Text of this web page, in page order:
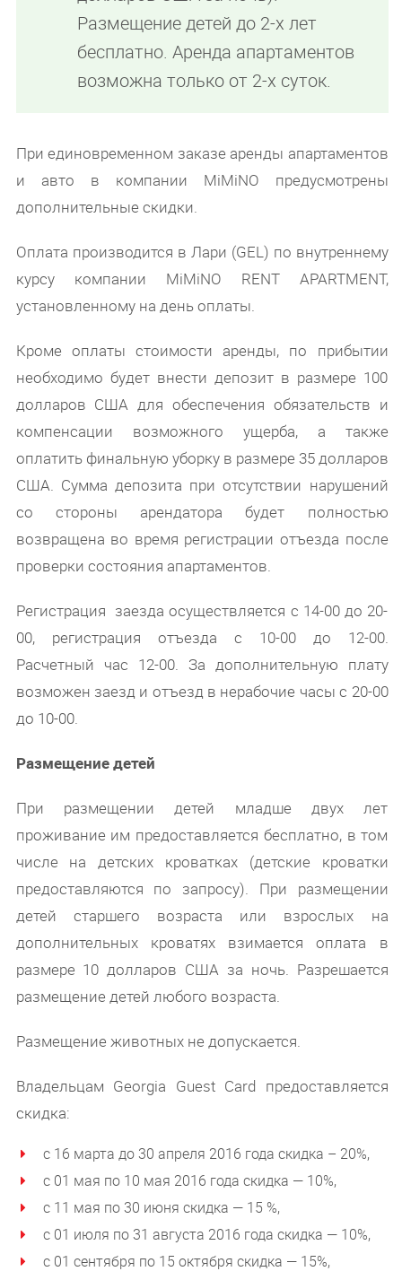
Размещение детей до 2-х лет
бесплатно. Аренда апартаментов
возможна только от 2-х суток.
При единовременном заказе аренды апартаментов
и авто в компании MiMiNO предусмотрены
дополнительные скидки.
Оплата производится в Лари (GEL) по внутреннему
курсу компании MiMiNO RENT APARTMENT,
установленному на день оплаты.
Кроме оплаты стоимости аренды, по прибытии
необходимо будет внести депозит в размере 100
долларов США для обеспечения обязательств и
компенсации возможного ущерба, а также
оплатить финальную уборку в размере 35 долларов
США. Сумма депозита при отсутствии нарушений
со стороны арендатора будет полностью
возвращена во время регистрации отъезда после
проверки состояния апартаментов.
Регистрация заезда осуществляется с 14-00 до 20-
00, регистрация отъезда с 10-00 до 12-00.
Расчетный час 12-00. За дополнительную плату
возможен заезд и отъезд в нерабочие часы с 20-00
до 10-00.
Размещение детей
При размещении детей младше двух лет
проживание им предоставляется бесплатно, в том
числе на детских кроватках (детские кроватки
предоставляются по запросу). При размещении
детей старшего возраста или взрослых на
дополнительных кроватях взимается оплата в
размере 10 долларов США за ночь. Разрешается
размещение детей любого возраста.
Размещение животных не допускается.
Владельцам Georgia Guest Card предоставляется
скидка:
с 16 марта до 30 апреля 2016 года скидка – 20%,
с 01 мая по 10 мая 2016 года скидка — 10%,
с 11 мая по 30 июня скидка — 15 %,
с 01 июля по 31 августа 2016 года скидка — 10%,
с 01 сентября по 15 октября скидка — 15%,